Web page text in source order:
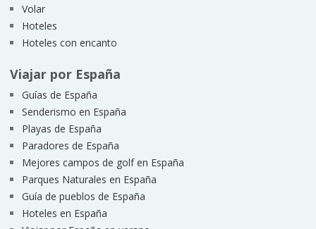
Volar
Hoteles
Hoteles con encanto
Viajar por España
Guías de España
Senderismo en España
Playas de España
Paradores de España
Mejores campos de golf en España
Parques Naturales en España
Guía de pueblos de España
Hoteles en España